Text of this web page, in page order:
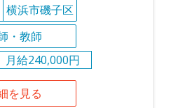
横浜市磯子区
・教師
月給240,000円
を見る